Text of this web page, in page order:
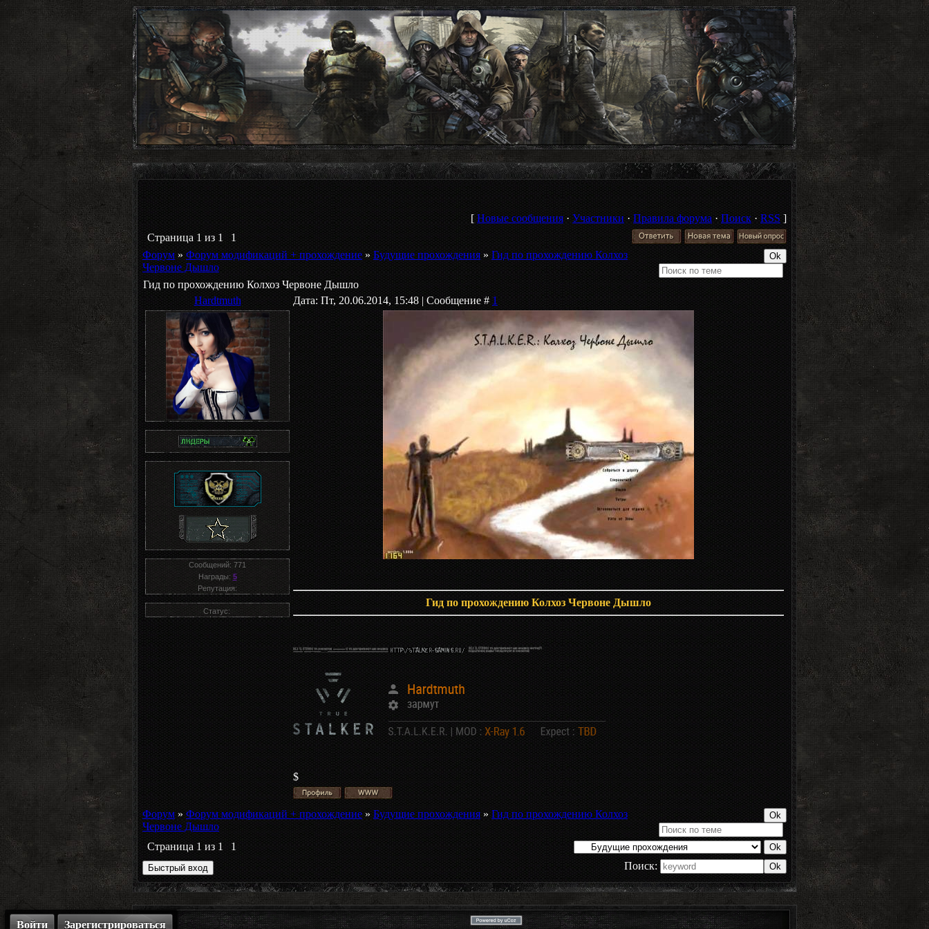
[ Новые сообщения · Участники · Правила форума · Поиск · RSS ]
Страница 1 из 1
1
Форум » Форум модификаций + прохождение » Будущие прохождения » Гид по прохождению Колхоз
Червоне Дышло
Гид по прохождению Колхоз Червоне Дышло
Hardtmuth
Дата: Пт, 20.06.2014, 15:48 | Сообщение # 1
Сообщений: 771
Награды: 5
Репутация:
Статус:
Гид по прохождению Колхоз Червоне Дышло
$
Форум » Форум модификаций + прохождение » Будущие прохождения » Гид по прохождению Колхоз
Червоне Дышло
Страница 1 из 1
1
Поиск:
Войти Зарегистрироваться